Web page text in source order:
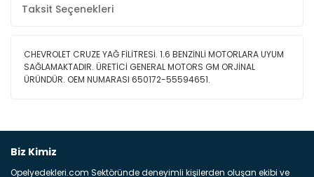
Taksit Seçenekleri
CHEVROLET CRUZE YAĞ FİLİTRESİ. 1.6 BENZİNLİ MOTORLARA UYUM
SAĞLAMAKTADIR. ÜRETİCİ GENERAL MOTORS GM ORJİNAL
ÜRÜNDÜR. OEM NUMARASI 650172-55594651.
Biz Kimiz
Opelyedekleri.com Sektöründe deneyimli kişilerden oluşan ekibi ve